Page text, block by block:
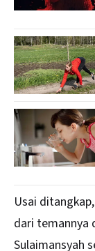
Usai
dari temannya
Sulaimansyah